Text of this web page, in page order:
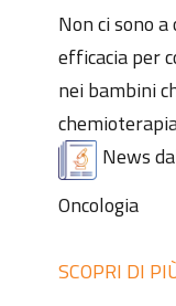
Non ci sono
efficacia per
nei bambini
News
Oncologia
SCOPRI DI